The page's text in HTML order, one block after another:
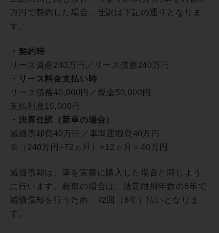
万円で契約した場合、仕訳は下記の通りとなりま
す。
・契約時
リース資産240万円／リース債務240万円
・リース料金支払い時
リース債務40,000円／現金50,000円
支払利息10,000円
・決算仕訳（新車の場合）
減価償却費40万円／車両運搬費40万円
※（240万円÷72ヵ月）×12ヵ月＝40万円
減価償却は、車を実際に購入した場合と同じよう
に行います。新車の場合は、法定耐用年数の6年で
減価償却を行うため、72回（6年）払いとなりま
す。